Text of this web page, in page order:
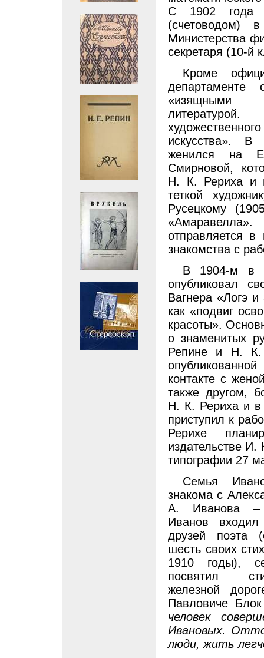
С 1902 года
(счетоводом)
Министерства
секретаря (10-й
Кроме
департаменте
«изящными
искусства».
женился на
Смирновой,
Н. К. Рериха и
теткой
Русецкому
отправляется
знакомства с
В 1904-м в
опубликовал
Вагнера «Логэ и
как «подвиг
красоты».
о знаменитых
Репине и Н. К.
контакте с
также другом,
Н. К. Рериха и в
приступил к
Рерихе
издательстве И.
типографии 27
Семья
знакома с
А. Иванова –
Иванов
друзей поэта
шесть своих
1910 годы),
посвятил
железной
Павловиче
человек
Ивановых.
люди, жить